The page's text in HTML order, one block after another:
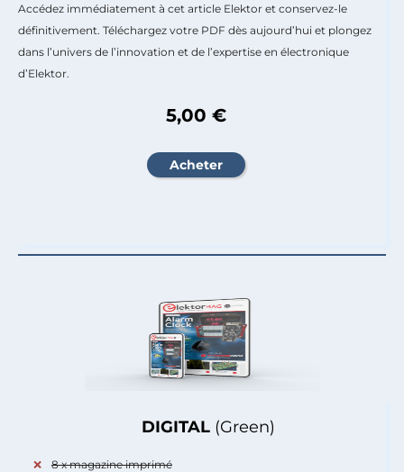
DIGITAL (Green)
8 x magazine imprimé
Accédez immédiatement à cet article Elektor et conservez-le
définitivement. Téléchargez votre PDF dès aujourd’hui et plongez
dans l’univers de l’innovation et de l’expertise en électronique
d’Elektor.
5,00 €